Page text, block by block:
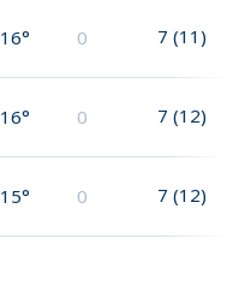
16° 0 7 (11)
16° 0 7 (12)
15° 0 7 (12)